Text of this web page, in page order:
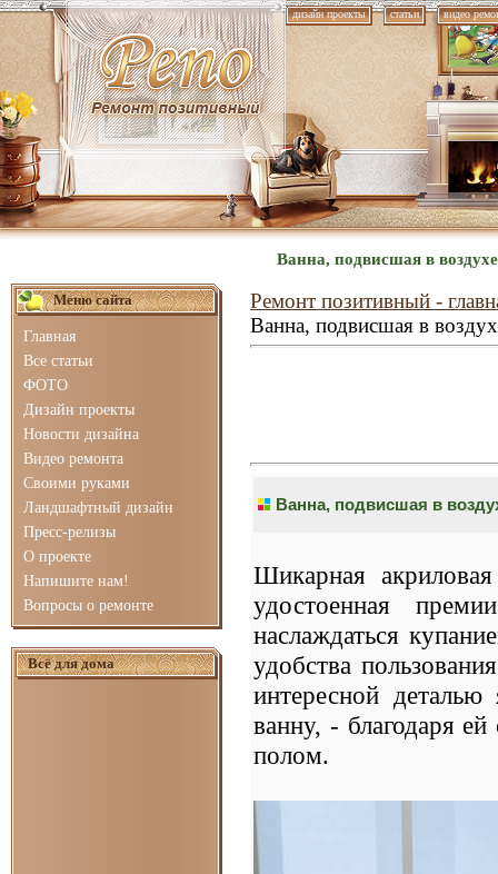
дизайн проекты статьи видео
Ванна, подвисшая в
Меню сайта
Главная
Все статьи
ФОТО
Дизайн проекты
Новости дизайна
Видео ремонта
Своими руками
Ландшафтный дизайн
Пресс-релизы
О проекте
Напишите нам!
Вопросы о ремонте
Всё для дома
Ремонт позитивный -
Ванна, подвисшая в
Ванна, подвисшая в
Шикарная
удостоенная
наслаждаться
удобства
интересной
ванну, - благодаря
полом.